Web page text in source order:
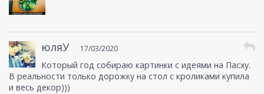
юляУ 17/03/2020
Который год собираю картинки с идеями на Пасху.
В реальности только дорожку на стол с кроликами купила
и весь декор)))